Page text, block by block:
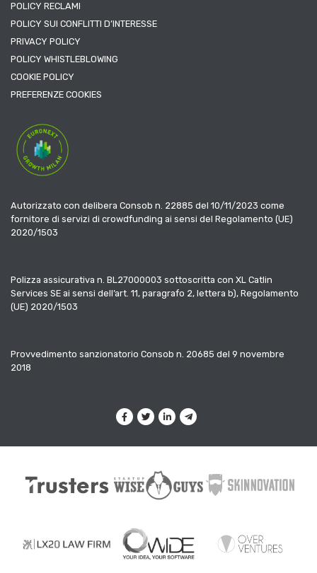
POLICY RECLAMI
POLICY SUI CONFLITTI D’INTERESSE
PRIVACY POLICY
POLICY WHISTLEBLOWING
COOKIE POLICY
PREFERENZE COOKIES
Autorizzato con delibera Consob n. 22885 del 10/11/2023 come
fornitore di servizi di crowdfunding ai sensi del Regolamento (UE)
2020/1503
Polizza assicurativa n. BL27000003 sottoscritta con XL Catlin
Services SE ai sensi dell’art. 11, paragrafo 2, lettera b), Regolamento
(UE) 2020/1503
Provvedimento sanzionatorio Consob n. 20685 del 9 novembre
2018